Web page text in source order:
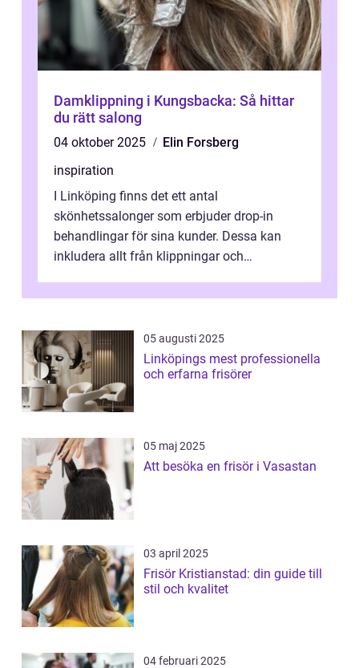
Damklippning i Kungsbacka: Så hittar
du rätt salong
04 oktober 2025
Elin Forsberg
inspiration
I Linköping finns det ett antal
skönhetssalonger som erbjuder drop-in
behandlingar för sina kunder. Dessa kan
inkludera allt från klippningar och
05 augusti 2025
Linköpings mest professionella
och erfarna frisörer
05 maj 2025
Att besöka en frisör i Vasastan
03 april 2025
Frisör Kristianstad: din guide till
stil och kvalitet
04 februari 2025